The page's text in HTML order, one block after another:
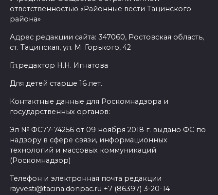
ответственностью «Районные вести Тацинского
района»
Адрес редакции сайта: 347060, Ростовская область,
ст. Тацинская, ул. М. Горького, 42
Гл.редактор Н.Н. Игнатова
Для детей старше 16 лет.
Контактные данные для Роскомнадзора и
государственных органов:
Эл № ФС77-74256 от 09 ноября 2018 г. выдано ФС по
надзору в сфере связи, информационных
технологий и массовых коммуникаций
(Роскомнадзор)
Телефон и электронная почта редакции
rayvesti@tacina.donpac.ru +7 (86397) 3-20-14